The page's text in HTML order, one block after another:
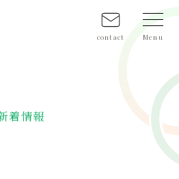
contact
着情報